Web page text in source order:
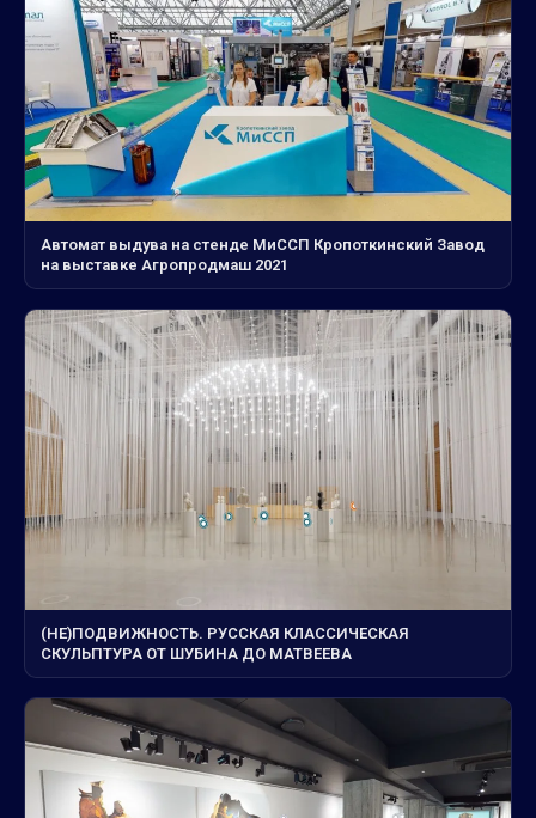
Автомат выдува на стенде МиССП Кропоткинский Завод
на выставке Агропродмаш 2021
(НЕ)ПОДВИЖНОСТЬ. РУССКАЯ КЛАССИЧЕСКАЯ
СКУЛЬПТУРА ОТ ШУБИНА ДО МАТВЕЕВА